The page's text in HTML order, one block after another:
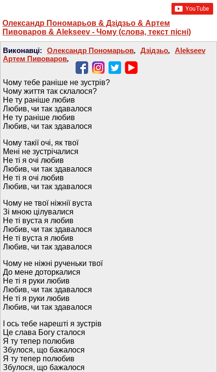
Олександр Пономарьов & Дзідзьо & Артем
Пивоваров & Alekseev - Чому (слова, текст пісні)
Виконавці: Олександр Пономарьов, Дзідзьо,
Артем Пивоваров,
Alekseev
Чому тебе раніше не зустрів?
Чому життя так склалося?
Не ту раніше любив
Любив, чи так здавалося
Не ту раніше любив
Любив, чи так здавалося
Чому такії очі, як твої
Мені не зустрічалися
Не ті я очі любив
Любив, чи так здавалося
Не ті я очі любив
Любив, чи так здавалося
Чому не твої ніжнії вуста
Зі мною цілувалися
Не ті вуста я любив
Любив, чи так здавалося
Не ті вуста я любив
Любив, чи так здавалося
Чому не ніжні рученьки твої
До мене доторкалися
Не ті я руки любив
Любив, чи так здавалося
Не ті я руки любив
Любив, чи так здавалося
І ось тебе нарешті я зустрів
Це слава Богу сталося
Я ту тепер полюбив
Збулося, що бажалося
Я ту тепер полюбив
Збулося, що бажалося